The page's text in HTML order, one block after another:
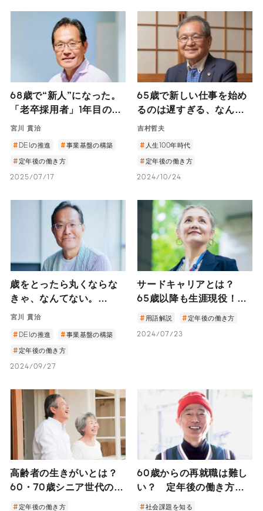
68歳で“新人”になった。
「老卒採用者」1年目のリ
アルな声を聞く。
宮川 貫治
DEIの推進 事業基盤の構築
定年後の働き方
2025/07/17
65歳で新しい仕事を始め
るのは遅すぎる、なんて
ない。 ―司法試験にその
村哲夫さんのセカンドキ
ャリアにかける思い―
吉村哲夫
人生100年時代
定年後の働き方
2024/10/24
歳をとったら丸くならな
きゃ、なんてない。
―LIFULL初の老卒採用
やりがい―
宮川 貫治
DEIの推進 事業基盤の構築
定年後の働き方
2024/09/27
サードキャリアとは？
65歳以降も生涯現役！高
齢になっても働き続けた
用語解説 定年後の働き方
2024/07/23
高齢者の生きがいとは？
60・70歳シニア世代の働
く意欲と年齢との向き合
定年後の働き方
60歳からの再就職は難し
い？ 定年後の働き方の
社会課題を知る